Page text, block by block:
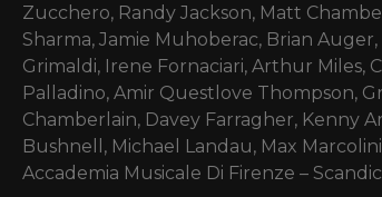
Zucchero, Randy Jackson, Matt
Sharma, Jamie Muhoberac, Brian
Grimaldi, Irene Fornaciari, Arthur Miles,
Palladino, Amir Questlove Thompson,
Chamberlain, Davey Farragher, Kenny
Bushnell, Michael Landau, Max
Accademia Musicale Di Firenze –